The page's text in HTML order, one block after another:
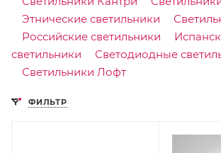
Этнические светильники
Российские светильники
светильники
Светодиодные
Светильники Лофт
ФИЛЬТР